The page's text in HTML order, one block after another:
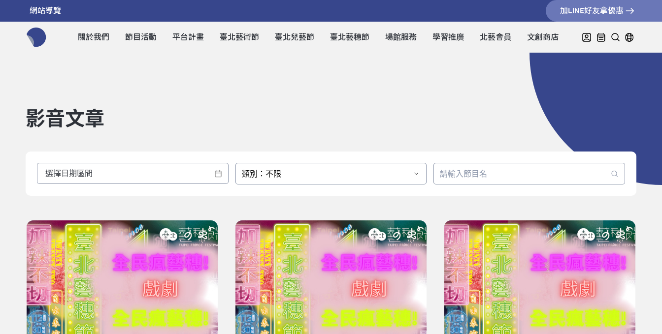
網站導覽 加LINE好友拿優惠
關於我們 節目活動 平台計畫 臺北藝術節 臺北兒藝節 臺北藝穗節 場館服務 學習推廣 北藝會員 文創商店
影音文章
類別：不限
鋪著人工草皮的橋下｜2022臺北藝穗節《狗活》 好好告別｜2022臺北藝穗節《告別》悸動版 戲如人生｜2022臺北藝穗節《告別》悸動版